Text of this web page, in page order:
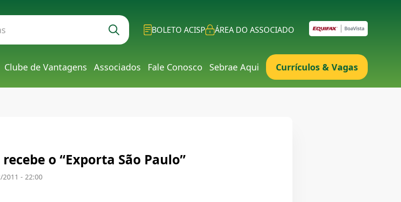
BOLETO ACISP ÁREA DO ASSOCIADO
Clube de Vantagens Associados Fale Conosco Sebrae Aqui Currículos & Vagas
o “Exporta São Paulo”
- 22:00